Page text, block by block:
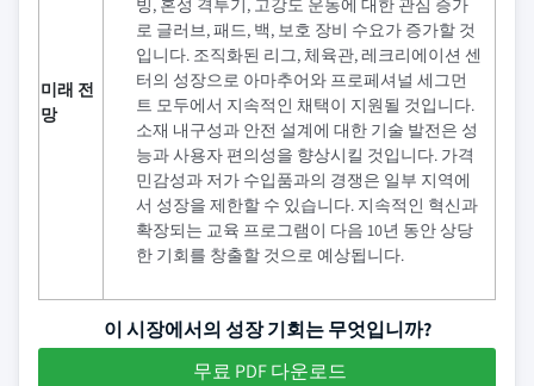
미래 전
망
빙, 혼성 격투기, 고강도 운동에 대한 관심 증가
로 글러브, 패드, 백, 보호 장비 수요가 증가할 것
입니다. 조직화된 리그, 체육관, 레크리에이션 센
터의 성장으로 아마추어와 프로페셔널 세그먼
트 모두에서 지속적인 채택이 지원될 것입니다.
소재 내구성과 안전 설계에 대한 기술 발전은 성
능과 사용자 편의성을 향상시킬 것입니다. 가격
민감성과 저가 수입품과의 경쟁은 일부 지역에
서 성장을 제한할 수 있습니다. 지속적인 혁신과
확장되는 교육 프로그램이 다음 10년 동안 상당
한 기회를 창출할 것으로 예상됩니다.
이 시장에서의 성장 기회는 무엇입니까?
무료 PDF 다운로드